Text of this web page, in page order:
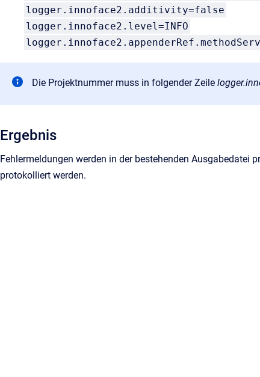
logger.innoface2.additivity=false
logger.innoface2.level=INFO
Die Projektnummer muss in folgender Zeile
Ergebnis
Fehlermeldungen werden in der bestehenden
protokolliert werden.